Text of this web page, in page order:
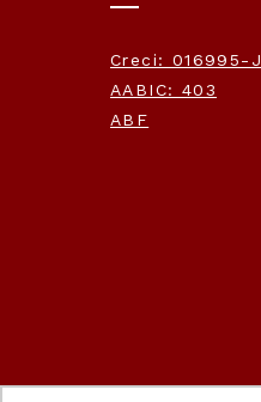
Creci: 016995-J
AABIC: 403
ABF